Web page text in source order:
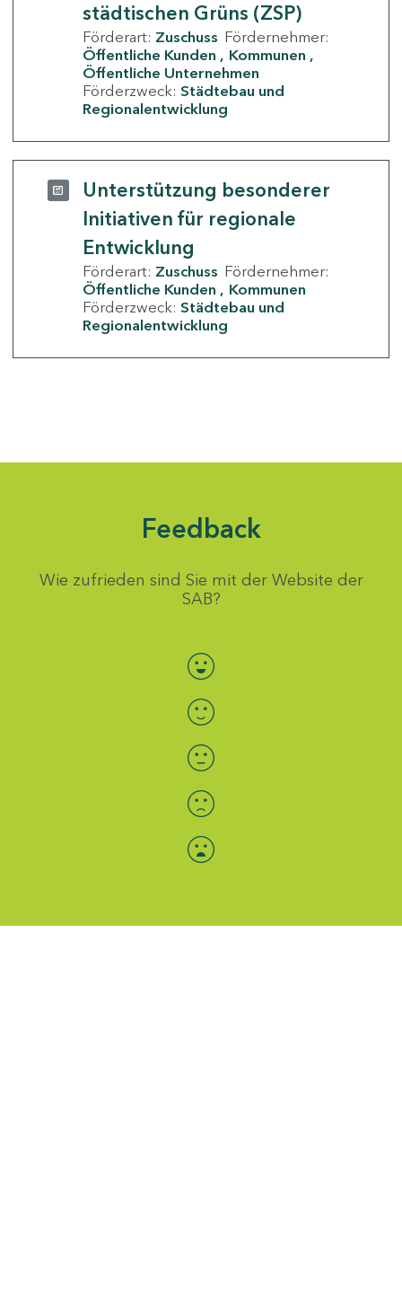
städtischen Grüns (ZSP)
Förderart: Zuschuss Fördernehmer:
Öffentliche Kunden
Kommunen
Öffentliche Unternehmen
Förderzweck: Städtebau und
Regionalentwicklung
Unterstützung besonderer
Initiativen für regionale
Entwicklung
Förderart: Zuschuss Fördernehmer:
Öffentliche Kunden
Kommunen
Förderzweck: Städtebau und
Regionalentwicklung
Feedback
Wie zufrieden sind Sie mit der Website der
SAB?
Bewertung auswählen